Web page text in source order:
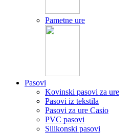
Pametne ure
Pasovi
Kovinski pasovi za ure
Pasovi iz tekstila
Pasovi za ure Casio
PVC pasovi
Silikonski pasovi